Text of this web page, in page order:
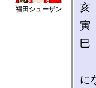
亥
寅
巳